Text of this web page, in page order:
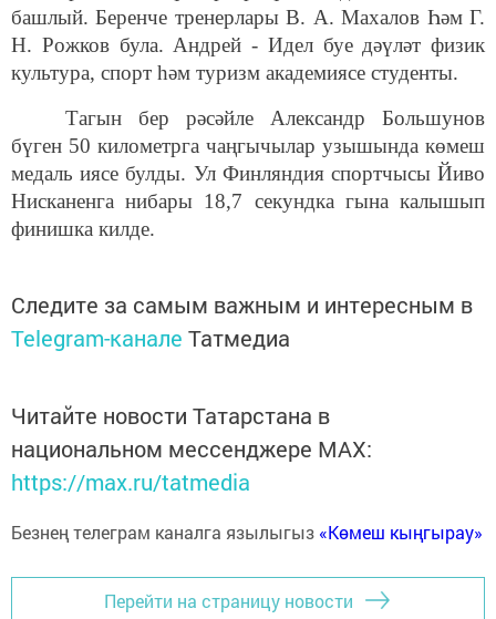
башлый. Беренче тренерлары В. А. Махалов Һәм Г.
Н. Рожков була. Андрей - Идел буе дәүләт физик
культура, спорт һәм туризм академиясе студенты.
Тагын бер рәсәйле Александр Большунов
бүген 50 километрга чаңгычылар узышында көмеш
медаль иясе булды. Ул Финляндия спортчысы Йиво
Нисканенга нибары 18,7 секундка гына калышып
финишка килде.
Следите за самым важным и интересным в
Telegram-канале Татмедиа
Читайте новости Татарстана в
национальном мессенджере MАХ:
https://max.ru/tatmedia
Безнең телеграм каналга язылыгыз «Көмеш кыңгырау»
Перейти на страницу новости